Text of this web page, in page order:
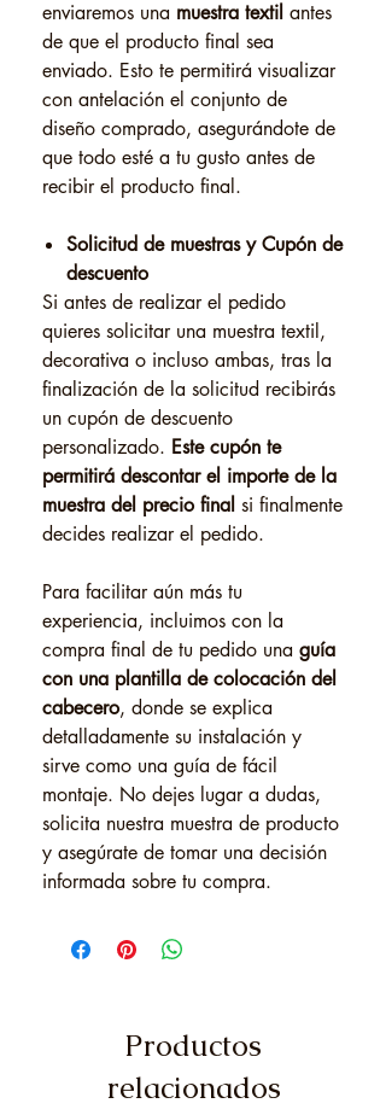
enviaremos una muestra textil antes
de que el producto final sea
enviado. Esto te permitirá visualizar
con antelación el conjunto de
diseño comprado, asegurándote de
que todo esté a tu gusto antes de
recibir el producto final.
Solicitud de muestras y Cupón de
descuento
Si antes de realizar el pedido
quieres solicitar una muestra textil,
decorativa o incluso ambas, tras la
finalización de la solicitud recibirás
un cupón de descuento
personalizado. Este cupón te
permitirá descontar el importe de la
muestra del precio final si finalmente
decides realizar el pedido.
Para facilitar aún más tu
experiencia, incluimos con la
compra final de tu pedido una guía
con una plantilla de colocación del
cabecero, donde se explica
detalladamente su instalación y
sirve como una guía de fácil
montaje. No dejes lugar a dudas,
solicita nuestra muestra de producto
y asegúrate de tomar una decisión
informada sobre tu compra.
Productos
relacionados